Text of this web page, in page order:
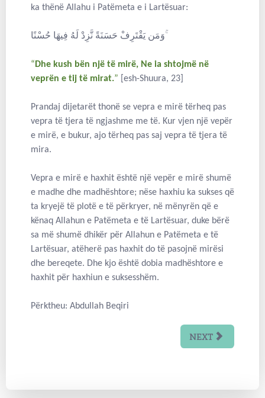
ka thënë Allahu i Patëmeta e i Lartësuar:
وَمَن يَقْتَرِفْ حَسَنَةً نَّزِدْ لَهُ فِيهَا حُسْنًا ۚ
“Dhe kush bën një të mirë, Ne ia shtojmë në
veprën e tij të mirat.” [esh-Shuura, 23]
Prandaj dijetarët thonë se vepra e mirë tërheq pas
vepra të tjera të ngjashme me të. Kur vjen një vepër
e mirë, e bukur, ajo tërheq pas saj vepra të tjera të
mira.
Vepra e mirë e haxhit është një vepër e mirë shumë
e madhe dhe madhështore; nëse haxhiu ka sukses që
ta kryejë të plotë e të përkryer, në mënyrën që e
kënaq Allahun e Patëmeta e të Lartësuar, duke bërë
sa më shumë dhikër për Allahun e Patëmeta e të
Lartësuar, atëherë pas haxhit do të pasojnë mirësi
dhe bereqete. Dhe kjo është dobia madhështore e
haxhit për haxhiun e suksesshëm.
Përktheu: Abdullah Beqiri
NEXT